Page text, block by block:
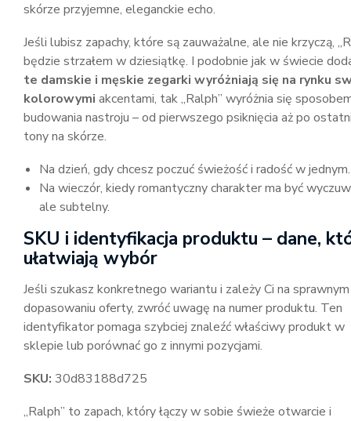
skórze przyjemne, eleganckie echo.
Jeśli lubisz zapachy, które są zauważalne, ale nie krzyczą,
będzie strzałem w dziesiątkę. I podobnie jak w świecie
te damskie i męskie zegarki wyróżniają się na rynku
kolorowymi akcentami, tak „Ralph” wyróżnia się
budowania nastroju – od pierwszego psiknięcia aż po
tony na skórze.
Na dzień, gdy chcesz poczuć świeżość i radość w jednym.
Na wieczór, kiedy romantyczny charakter ma być
ale subtelny.
SKU i identyfikacja produktu – dane,
ułatwiają wybór
Jeśli szukasz konkretnego wariantu i zależy Ci na sprawnym
dopasowaniu oferty, zwróć uwagę na numer produktu. Ten
identyfikator pomaga szybciej znaleźć właściwy produkt w
sklepie lub porównać go z innymi pozycjami.
SKU: 30d83188d725
„Ralph” to zapach, który łączy w sobie świeże otwarcie i